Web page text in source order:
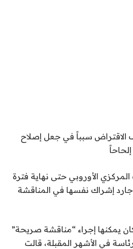
الاقتراض سبباً في جعل إصلاح
الأوروبي حتى نهاية فترة
إشراك نفسها في المناقشة
يمكنها إجراء “مناقشة صريحة”
في الأشهر المقبلة، قالت